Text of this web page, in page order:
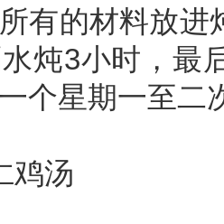
有的材料放进
炖3小时，最
个星期一至二
汤